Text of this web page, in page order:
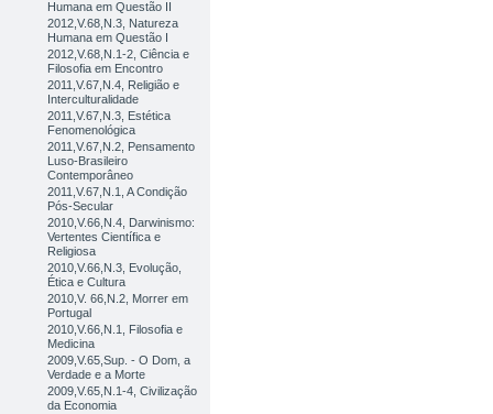
Humana em Questão II
2012,V.68,N.3, Natureza
Humana em Questão I
2012,V.68,N.1-2, Ciência e
Filosofia em Encontro
2011,V.67,N.4, Religião e
Interculturalidade
2011,V.67,N.3, Estética
Fenomenológica
2011,V.67,N.2, Pensamento
Luso-Brasileiro
Contemporâneo
2011,V.67,N.1, A Condição
Pós-Secular
2010,V.66,N.4, Darwinismo:
Vertentes Científica e
Religiosa
2010,V.66,N.3, Evolução,
Ética e Cultura
2010,V. 66,N.2, Morrer em
Portugal
2010,V.66,N.1, Filosofia e
Medicina
2009,V.65,Sup. - O Dom, a
Verdade e a Morte
2009,V.65,N.1-4, Civilização
da Economia